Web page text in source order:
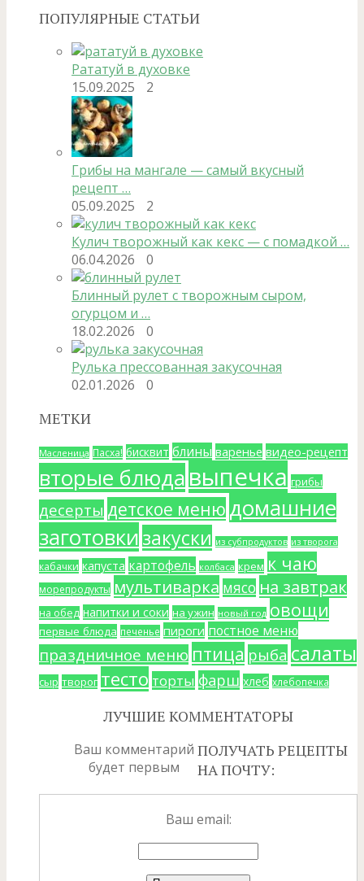
ПОПУЛЯРНЫЕ СТАТЬИ
Рататуй в духовке
15.09.2025
2
Грибы на мангале — самый вкусный
рецепт …
05.09.2025
2
Кулич творожный как кекс — с помадкой …
06.04.2026
0
Блинный рулет с творожным сыром,
огурцом и …
18.02.2026
0
Рулька прессованная закусочная
02.01.2026
0
МЕТКИ
Масленица Пасха! бисквит блины варенье видео-рецепт
вторые блюдавыпечка грибы
десерты детское меню домашние
заготовкизакуски из субпродуктов из творога
кабачки капуста картофель колбаса крем к чаю
морепродукты мультиварка мясо на завтрак
на обед напитки и соки на ужин новый год овощи
первые блюда печенье пироги постное меню
праздничное меню птица рыба салаты
сыр творог тесто торты фарш хлеб хлебопечка
ЛУЧШИЕ КОММЕНТАТОРЫ
Ваш комментарий
будет первым
ПОЛУЧАТЬ РЕЦЕПТЫ
НА ПОЧТУ:
Ваш email: